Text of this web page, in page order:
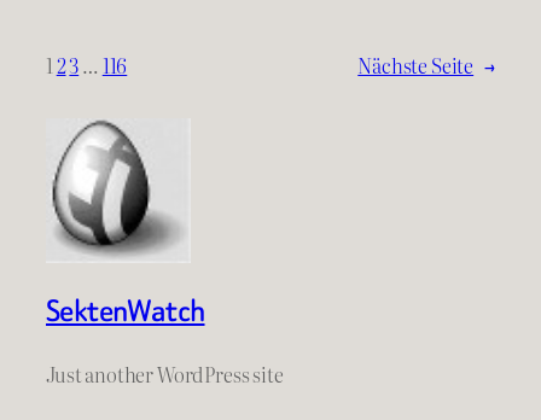
1 23… 116 Nächste Seite →
SektenWatch
Just another WordPress site